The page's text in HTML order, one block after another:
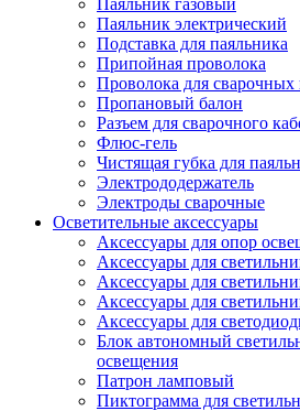
Паяльник газовый
Паяльник электрический
Подставка для паяльника
Припойная проволока
Проволока для сварочных
Пропановый балон
Разъем для сварочного
Флюс-гель
Чистящая губка для
Электрододержатель
Электроды сварочные
Осветительные аксессуары
Аксессуары для опор
Аксессуары для
Аксессуары для
Аксессуары для
Аксессуары для
Блок автономный
освещения
Патрон ламповый
Пиктограмма для